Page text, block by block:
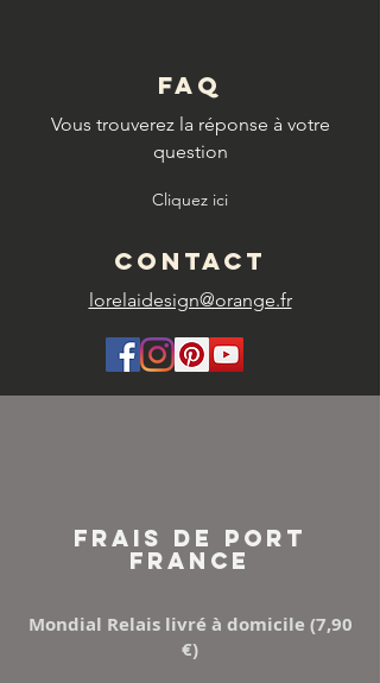
FAQ
Vous trouverez la réponse à votre
question
Cliquez ici
CONTACT
lorelaidesign@orange.fr
FRAIS DE PORT
FRANCE
Mondial Relais livré à domicile (7,90
€)